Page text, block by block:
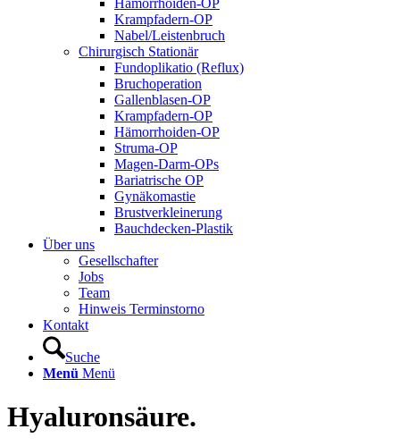
Hämorrhoiden-OP
Krampfadern-OP
Nabel/Leistenbruch
Chirurgisch Stationär
Fundoplikatio (Reflux)
Bruchoperation
Gallenblasen-OP
Krampfadern-OP
Hämorrhoiden-OP
Struma-OP
Magen-Darm-OPs
Bariatrische OP
Gynäkomastie
Brustverkleinerung
Bauchdecken-Plastik
Über uns
Gesellschafter
Jobs
Team
Hinweis Terminstorno
Kontakt
Suche
Menü Menü
Hyaluronsäure.